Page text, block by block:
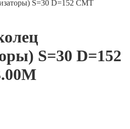
S=30 D=152 CMT
S=30 D=152